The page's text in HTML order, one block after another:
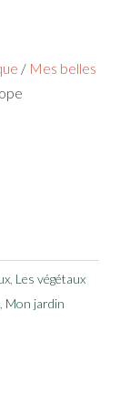
/ Mes belles
, Les végétaux
Mon jardin